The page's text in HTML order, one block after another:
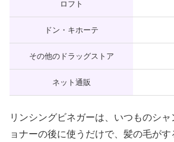
ロフト
ドン・キホーテ
その他のドラッグストア
ネット通販
リンシングビネガーは、いつものシ
ョナーの後に使うだけで、髪の毛が